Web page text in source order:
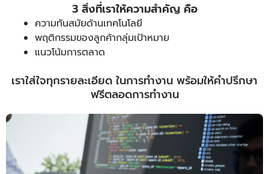
3 สิ่งที่เราให้ความสำคัญ คือ
ความทันสมัยด้านเทคโนโลยี
พฤติกรรมของลูกค้ากลุ่มเป้าหมาย
แนวโน้มการตลาด
เราใส่ใจทุกรายละเอียด ในการทำงาน พร้อมให้คำปรึกษา
ฟรีตลอดการทำงาน